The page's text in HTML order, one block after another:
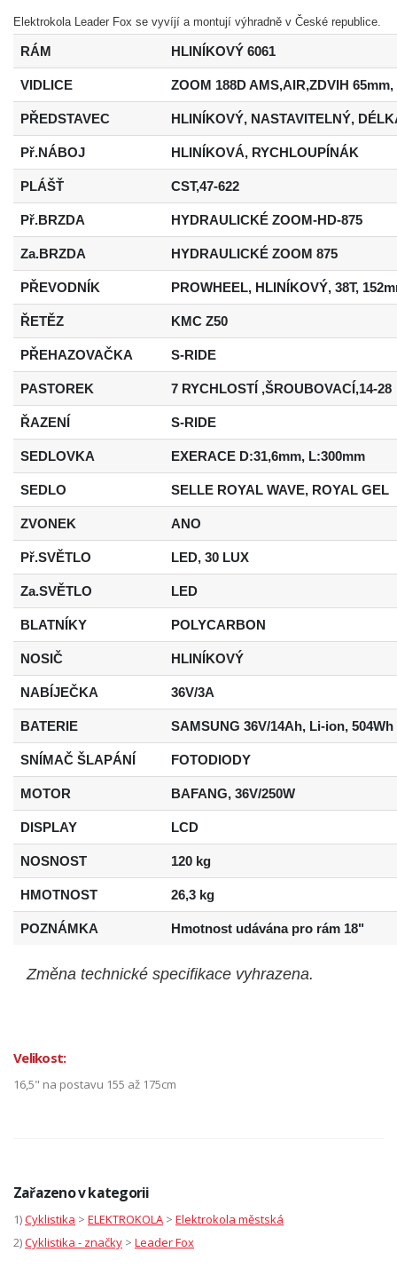
Elektrokola Leader Fox se vyvíjí a montují výhradně v České republice.
RÁM HLINÍKOVÝ 6061
VIDLICE ZOOM 188D AMS,AIR,ZDVIH
PŘEDSTAVEC HLINÍKOVÝ, NASTAVITELNÝ,
Př.NÁBOJ HLINÍKOVÁ, RYCHLOUPÍNÁK
PLÁŠŤ CST,47-622
Př.BRZDA HYDRAULICKÉ ZOOM-HD-875
Za.BRZDA HYDRAULICKÉ ZOOM 875
PŘEVODNÍK PROWHEEL, HLINÍKOVÝ, 38T,
ŘETĚZ KMC Z50
PŘEHAZOVAČKA S-RIDE
PASTOREK 7 RYCHLOSTÍ ,ŠROUBOVACÍ,14-28
ŘAZENÍ S-RIDE
SEDLOVKA EXERACE D:31,6mm, L:300mm
SEDLO SELLE ROYAL WAVE, ROYAL GEL
ZVONEK ANO
Př.SVĚTLO LED, 30 LUX
Za.SVĚTLO LED
BLATNÍKY POLYCARBON
NOSIČ HLINÍKOVÝ
NABÍJEČKA 36V/3A
BATERIE SAMSUNG 36V/14Ah, Li-ion, 504Wh
SNÍMAČ ŠLAPÁNÍ FOTODIODY
MOTOR BAFANG, 36V/250W
DISPLAY LCD
NOSNOST 120 kg
HMOTNOST 26,3 kg
POZNÁMKA Hmotnost udávána pro rám 18"
Změna technické specifikace vyhrazena.
Velikost:
16,5" na postavu 155 až 175cm
Zařazeno v kategorii
1)Cyklistika > ELEKTROKOLA > Elektrokola městská
2)Cyklistika - značky > Leader Fox